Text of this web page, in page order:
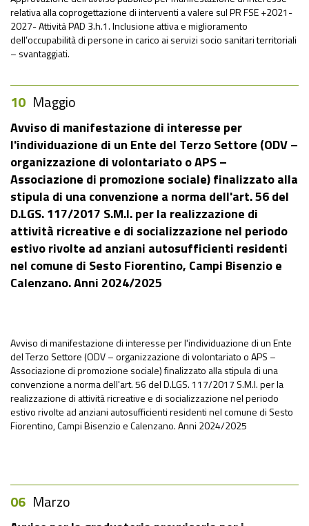
relativa alla coprogettazione di interventi a valere sul PR FSE +2021-
2027- Attività PAD 3.h.1. Inclusione attiva e miglioramento
dell’occupabilità di persone in carico ai servizi socio sanitari territoriali
– svantaggiati.
10 Maggio
Avviso di manifestazione di interesse per
l'individuazione di un Ente del Terzo Settore (ODV –
organizzazione di volontariato o APS –
Associazione di promozione sociale) finalizzato alla
stipula di una convenzione a norma dell'art. 56 del
D.LGS. 117/2017 S.M.I. per la realizzazione di
attività ricreative e di socializzazione nel periodo
estivo rivolte ad anziani autosufficienti residenti
nel comune di Sesto Fiorentino, Campi Bisenzio e
Calenzano. Anni 2024/2025
Avviso di manifestazione di interesse per l'individuazione di un Ente
del Terzo Settore (ODV – organizzazione di volontariato o APS –
Associazione di promozione sociale) finalizzato alla stipula di una
convenzione a norma dell'art. 56 del D.LGS. 117/2017 S.M.I. per la
realizzazione di attività ricreative e di socializzazione nel periodo
estivo rivolte ad anziani autosufficienti residenti nel comune di Sesto
Fiorentino, Campi Bisenzio e Calenzano. Anni 2024/2025
06 Marzo